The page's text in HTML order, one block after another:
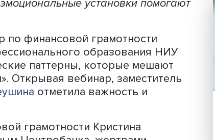
Фото: iStock
контроля — сочетание, которое
человека в легкую
НИУ ВШЭ специалисты
и эмоциональные установки